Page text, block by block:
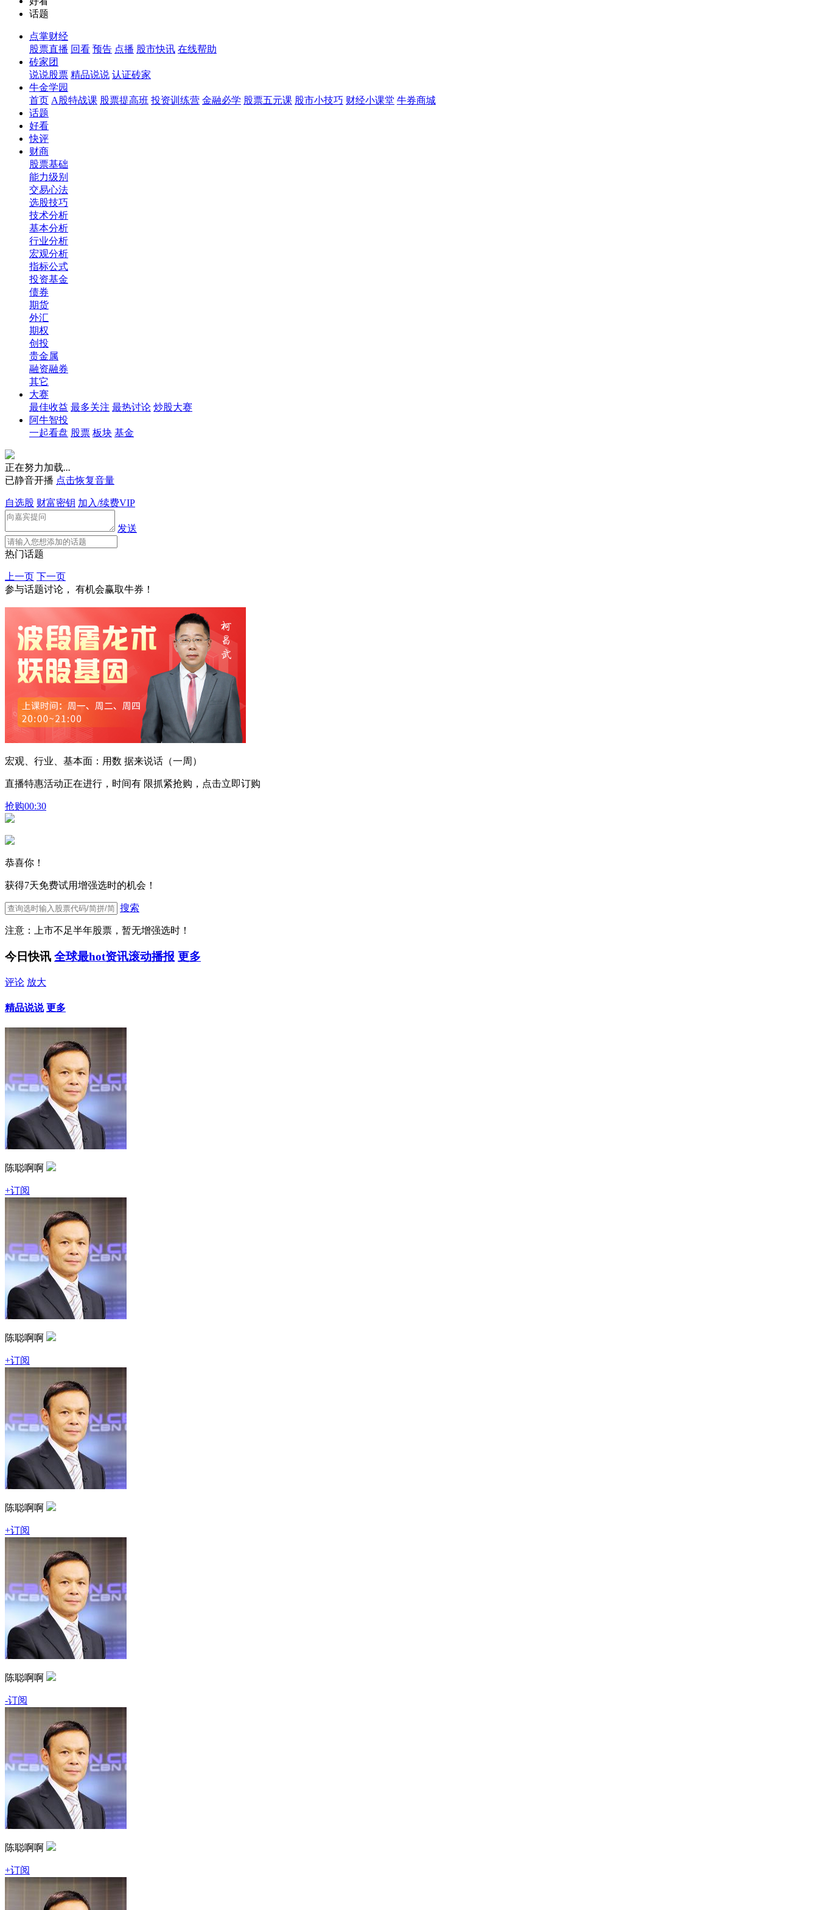
话题
点掌财经
股票直播 回看 预告 点播 股市快讯 在线帮助
砖家团
说说股票 精品说说 认证砖家
牛金学园
首页 A股特战课 股票提高班 投资训练营 金融必学 股票五元课 股市小技巧 财经小课堂 牛券商城
话题
好看
快评
财商
股票基础
能力级别
交易心法
选股技巧
技术分析
基本分析
行业分析
宏观分析
指标公式
投资基金
债券
期货
外汇
期权
创投
贵金属
融资融券
其它
大赛
最佳收益 最多关注 最热讨论 炒股大赛
阿牛智投
一起看盘 股票 板块 基金
正在努力加载...
已静音开播 点击恢复音量
自选股 财富密钥 加入/续费VIP
发送
热门话题
上一页 下一页
参与话题讨论， 有机会赢取牛券！
宏观、行业、基本面：用数 据来说话（一周）
直播特惠活动正在进行，时间有 限抓紧抢购，点击立即订购
抢购00:30
恭喜你！
获得7天免费试用增强选时的机会！
搜索
注意：上市不足半年股票，暂无增强选时！
今日快讯 全球最hot资讯滚动播报 更多
评论 放大
精品说说 更多
陈聪啊啊
+订阅
陈聪啊啊
+订阅
陈聪啊啊
+订阅
陈聪啊啊
-订阅
陈聪啊啊
+订阅